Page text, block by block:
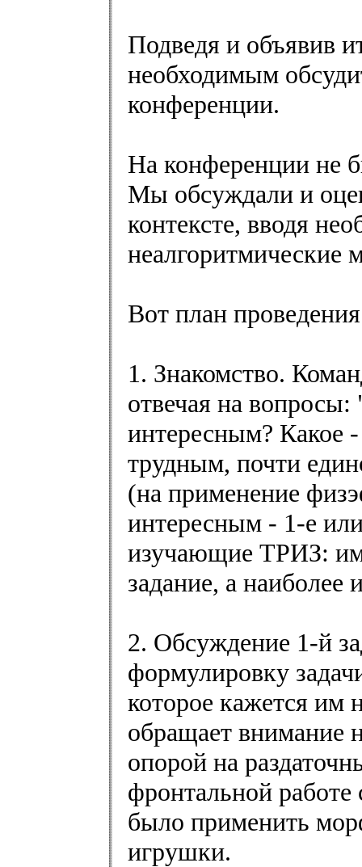
Подведя и объявив
необходимым
конференции.
На конференции не
Мы обсуждали и
контексте, вводя
неалгоритмические
Вот план
1. Знакомство.
отвечая на
интересным?
трудным, почти
(на применение
интересным - 1-е
изучающие ТРИЗ: им
задание, а наиболее
2. Обсуждение 1-й
формулировку
которое кажется им
обращает внимание
опорой на
фронтальной
было применить
игрушки.